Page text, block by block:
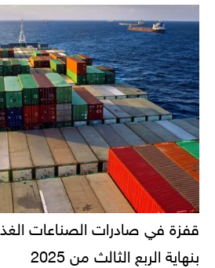
بنهاية الربع الثالث من 2025